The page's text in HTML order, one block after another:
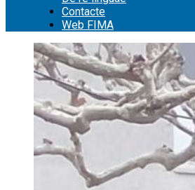
Contacte
Web FIMA
Cerca: